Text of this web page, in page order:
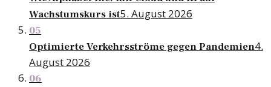
Wachstumskurs ist5. August 2026
05
Optimierte Verkehrsströme gegen Pandemien4.
August 2026
06